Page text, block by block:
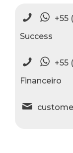
+55
Success
+55
Financeiro